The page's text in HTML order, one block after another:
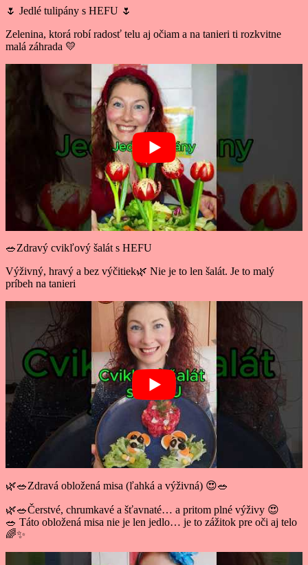
🌷 Jedlé tulipány s HEFU 🌷
Zelenina, ktorá robí radosť telu aj očiam a na tanieri ti rozkvitne
malá záhrada 💛
🥗Zdravý cvikľový šalát s HEFU
Výživný, hravý a bez výčitiek🌿 Nie je to len šalát. Je to malý
príbeh na tanieri
🌿🥗Zdravá obložená misa (ľahká a výživná) 😍🥗
🌿🥗Čerstvé, chrumkavé a šťavnaté… a pritom plné výživy 😍
🥗 Táto obložená misa nie je len jedlo… je to zážitok pre oči aj telo
🌈✨